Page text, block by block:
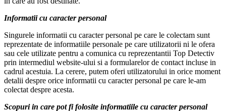
Informatii cu caracter personal
Singurele informatii cu caracter personal pe care le colectam sunt
reprezentate de informatiile personale pe care utilizatorii ni le ofera
sau cele utilizate pentru a comunica cu reprezentantii Top Detectiv
prin intermediul website-ului si a formularelor de contact incluse in
cadrul acestuia. La cerere, putem oferi utilizatorului in orice moment
detalii despre orice informatii cu caracter personal pe care le-am
colectat despre acesta.
Scopuri in care pot fi folosite informatiile cu caracter personal